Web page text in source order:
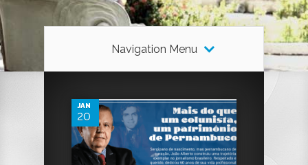
Navigation Menu
JAN
20